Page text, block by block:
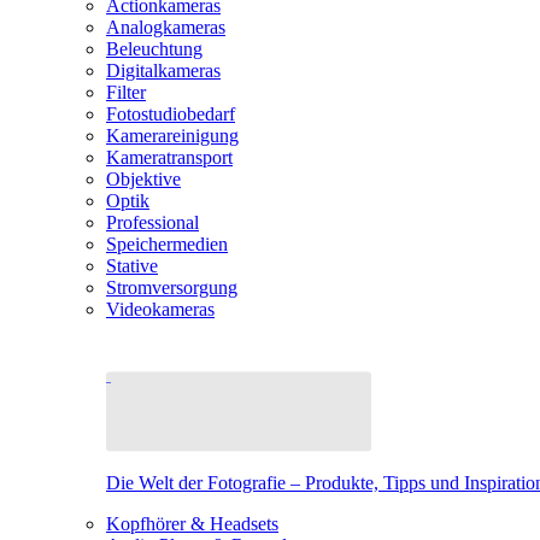
Actionkameras
Analogkameras
Beleuchtung
Digitalkameras
Filter
Fotostudiobedarf
Kamerareinigung
Kameratransport
Objektive
Optik
Professional
Speichermedien
Stative
Stromversorgung
Videokameras
Die Welt der Fotografie – Produkte, Tipps und
Kopfhörer & Headsets